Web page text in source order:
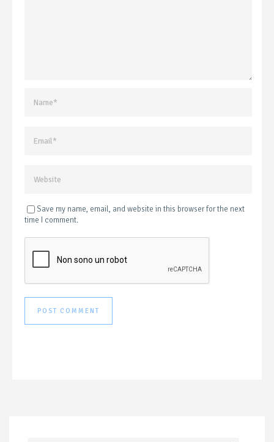
Save my name, email, and website in this browser for the next
time I comment.